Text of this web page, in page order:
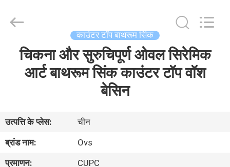
हमारे
बारे
में
bathroomstoilet.com.
काउंटर टॉप बाथरूम सिंक
चिकना और सुरुचिपूर्ण ओवल सिरेमिक
आर्ट बाथरूम सिंक काउंटर टॉप वॉश
बेसिन
उत्पत्ति के प्लेस:
चीन
ब्रांड नाम:
Ovs
प्रमाणन:
CUPC